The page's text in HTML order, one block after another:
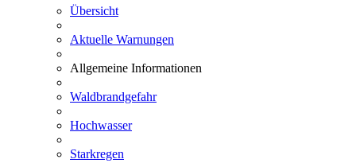
Übersicht
Aktuelle Warnungen
Allgemeine Informationen
Waldbrandgefahr
Hochwasser
Starkregen